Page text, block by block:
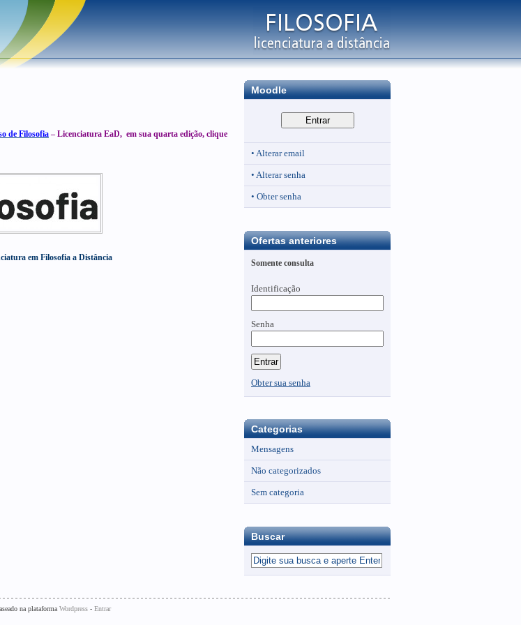
de Filosofia – Licenciatura EaD, em sua quarta edição, clique
em Filosofia a Distância
Moodle
• Alterar email
• Alterar senha
• Obter senha
Ofertas anteriores
Somente consulta
Identificação
Senha
Obter sua senha
Categorias
Mensagens
Não categorizados
Sem categoria
Buscar
na plataforma Wordpress- Entrar